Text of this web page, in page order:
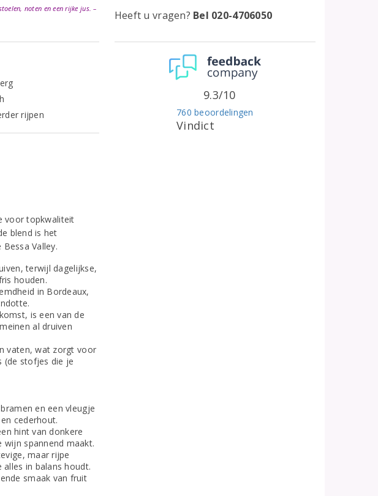
noten en een rijke jus. –
rijpen
voor topkwaliteit
blend is het
Valley.
terwijl dagelijkse,
houden.
in Bordeaux,
is een van de
al druiven
vaten, wat zorgt voor
(de stofjes die je
en een vleugje
cederhout.
hint van donkere
wijn spannend maakt.
maar rijpe
in balans houdt.
smaak van fruit
Heeft u vragen? Bel 020-4706050
Vindict
760 beoordelingen
9.3/10